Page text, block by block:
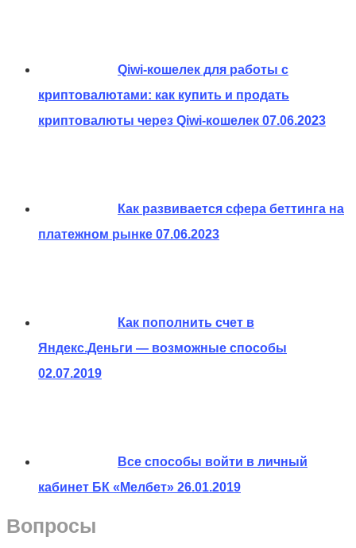
Qiwi-кошелек для работы с
криптовалютами: как купить и продать
криптовалюты через Qiwi-кошелек 07.06.2023
Как развивается сфера беттинга на
платежном рынке 07.06.2023
Как пополнить счет в
Яндекс.Деньги — возможные способы
02.07.2019
Все способы войти в личный
кабинет БК «Мелбет» 26.01.2019
Вопросы